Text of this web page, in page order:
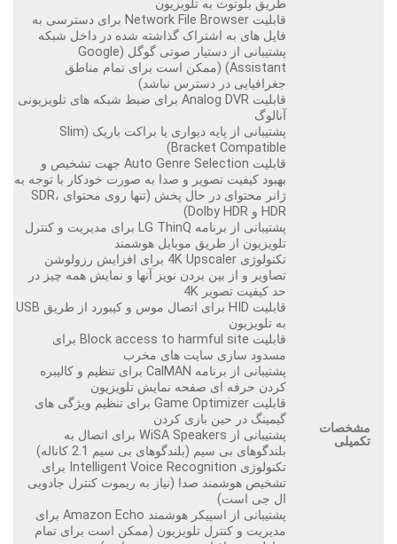
مشخصات
تکمیلی
طریق بلوتوث به تلویزیون
قابلیت Network File Browser برای دسترسی به
فایل های به اشتراک گذاشته شده در داخل شبکه
پشتیبانی از دستیار صوتی گوگل (Google
Assistant) (ممکن است برای تمام مناطق
جغرافیایی در دسترس نباشد)
قابلیت Analog DVR برای ضبط شبکه های تلویزیونی
آنالوگ
پشتیبانی از پایه دیواری یا براکت باریک (Slim
Bracket Compatible)
قابلیت Auto Genre Selection جهت تشخیص و
بهبود کیفیت تصویر و صدا به صورت خودکار با توجه به
ژانر محتوای در حال پخش (تنها روی محتوای SDR،
HDR و Dolby HDR)
پشتیبانی از برنامه LG ThinQ برای مدیریت و کنترل
تلویزیون از طریق موبایل هوشمند
تکنولوژی 4K Upscaler برای افزایش رزولوشن
تصاویر و از بین بردن نویز آنها و نمایش همه چیز در
حد کیفیت تصویر 4K
قابلیت HID برای اتصال موس و کیبورد از طریق USB
به تلویزیون
قابلیت Block access to harmful site برای
مسدود سازی سایت های مخرب
پشتیبانی از برنامه CalMAN برای تنظیم و کالیبره
کردن حرفه ای صفحه نمایش تلویزیون
قابلیت Game Optimizer برای تنظیم ویژگی های
گیمینگ در حین بازی کردن
پشتیبانی از WiSA Speakers برای اتصال به
بلندگوهای بی سیم (بلندگوهای بی سیم 2.1 کاناله)
تکنولوژی Intelligent Voice Recognition برای
تشخیص هوشمند صدا (نیاز به ریموت کنترل جادویی
ال جی است)
پشتیبانی از اسپیکر هوشمند Amazon Echo برای
مدیریت و کنترل تلویزیون (ممکن است برای تمام